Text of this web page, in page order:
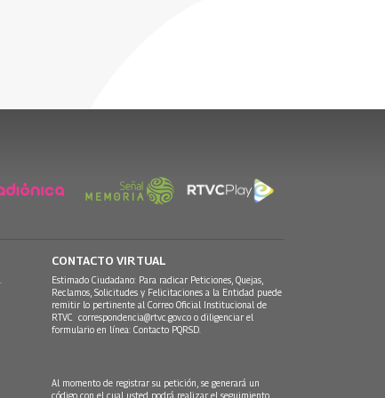
CONTACTO VIRTUAL
Estimado Ciudadano: Para radicar Peticiones, Quejas,
Reclamos, Solicitudes y Felicitaciones a la Entidad puede
remitir lo pertinente al Correo Oficial Institucional de
RTVC correspondencia@rtvc.gov.co o diligenciar el
formulario en línea: Contacto PQRSD.
Al momento de registrar su petición, se generará un
código con el cual usted podrá realizar el seguimiento,